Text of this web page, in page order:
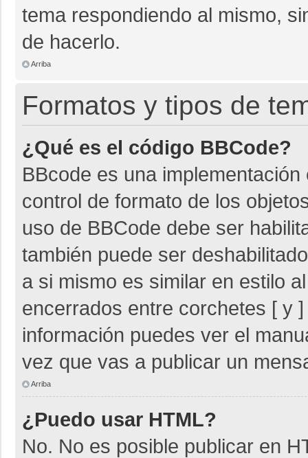
tema respondiendo al mismo,
de hacerlo.
Arriba
Formatos y tipos de
¿Qué es el código BBCode?
BBcode es una
control de formato de los
uso de BBCode debe ser
también puede ser
a si mismo es similar en estilo
encerrados entre corchetes [ y
información puedes ver el
vez que vas a publicar un
Arriba
¿Puedo usar HTML?
No. No es posible publicar en